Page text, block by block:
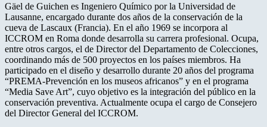
Gäel de Guichen es Ingeniero Químico por la Universidad de
Lausanne, encargado durante dos años de la conservación de la
cueva de Lascaux (Francia). En el año 1969 se incorpora al
ICCROM en Roma donde desarrolla su carrera profesional. Ocupa,
entre otros cargos, el de Director del Departamento de Colecciones,
coordinando más de 500 proyectos en los países miembros. Ha
participado en el diseño y desarrollo durante 20 años del programa
“PREMA-Prevención en los museos africanos” y en el programa
“Media Save Art”, cuyo objetivo es la integración del público en la
conservación preventiva. Actualmente ocupa el cargo de Consejero
del Director General del ICCROM.